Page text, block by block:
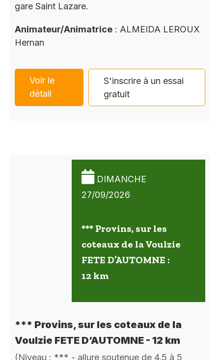
gare Saint Lazare.
Animateur/Animatrice : ALMEIDA LEROUX
Hernan
Voir le
détail
S'inscrire à un essai
gratuit
DIMANCHE
27/09/2026
*** Provins, sur les
coteaux de la Voulzie
FETE D’AUTOMNE :
12 km
*** Provins, sur les coteaux de la
Voulzie FETE D’AUTOMNE - 12 km
(Niveau : *** - allure soutenue de 4,5 à 5